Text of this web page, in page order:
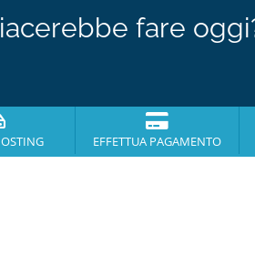
fare
EFFETTUA PAGAMENTO